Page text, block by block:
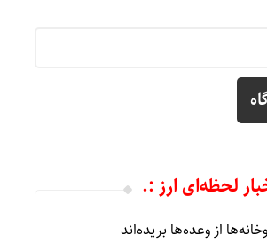
لحظه‌ای ارز :.
از وعده‌ها بریده‌اند